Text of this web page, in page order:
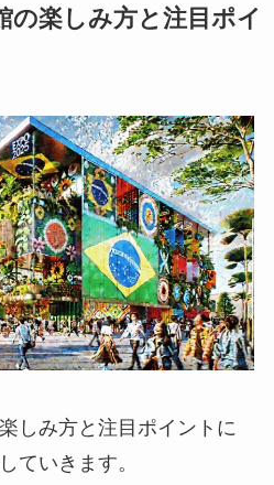
の楽しみ方と注目ポイ
しみ方と注目ポイントに
ていきます。